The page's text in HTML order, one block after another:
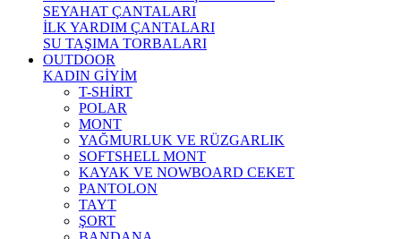
SEYAHAT ÇANTALARI
İLK YARDIM ÇANTALARI
SU TAŞIMA TORBALARI
OUTDOOR
KADIN GİYİM
T-SHİRT
POLAR
MONT
YAĞMURLUK VE RÜZGARLIK
SOFTSHELL MONT
KAYAK VE NOWBOARD CEKET
PANTOLON
TAYT
ŞORT